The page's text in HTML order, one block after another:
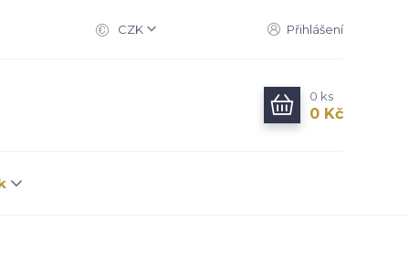
CZK Přihlášení
0 ks
0 Kč